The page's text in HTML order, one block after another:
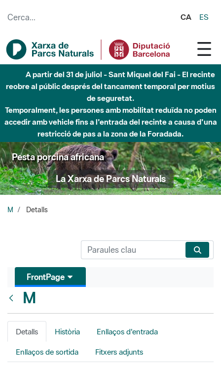
CA ES
A partir del 31 de juliol - Sant Miquel del Fai - El recinte
reobre al públic després del tancament temporal per motius
de seguretat.
Temporalment, les persones amb mobilitat reduïda no poden
accedir amb vehicle fins a l'entrada del recinte a causa d'una
restricció de pas a la zona de la Foradada.
Pesta porcina africana
La Xarxa de Parcs Naturals
M Detalls
FrontPage
M
Detalls Història Enllaços d'entrada
Enllaços de sortida Fitxers adjunts